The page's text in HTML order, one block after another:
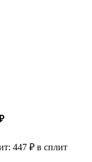
447 ₽ в сплит